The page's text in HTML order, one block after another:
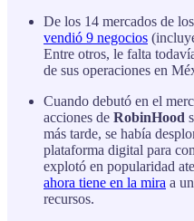
De los 14 mercados de
vendió 9 negocios
Entre otros, le falta
de sus operaciones en
Cuando debutó en el
acciones de RobinHood
más tarde, se había
plataforma digital para
explotó en popularidad
ahora tiene en la mira a
recursos.